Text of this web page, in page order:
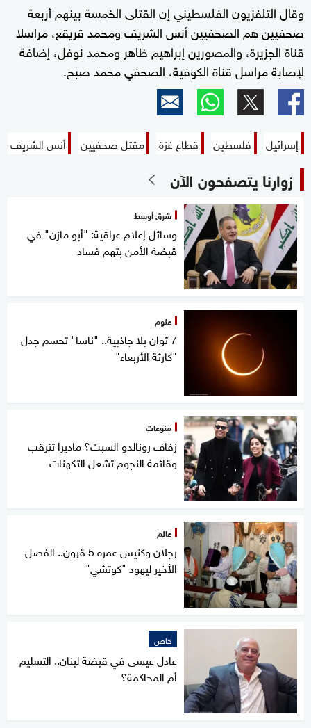
وقال التلفزيون الفلسطيني إن القتلى الخمسة بينهم أربعة
صحفيين هم الصحفيين أنس الشريف ومحمد قريقع، مراسلا
قناة الجزيرة، والمصورين إبراهيم ظاهر ومحمد نوفل، إضافة
لإصابة مراسل قناة الكوفية، الصحفي محمد صبح.
إسرائيل فلسطين قطاع غزة مقتل صحفيين أنس الشريف
زوارنا يتصفحون الآن
شرق أوسط
وسائل إعلام عراقية: "أبو مازن" في
قبضة الأمن بتهم فساد
علوم
7 ثوان بلا جاذبية.. "ناسا" تحسم جدل
"كارثة الأربعاء"
منوعات
زفاف رونالدو السبت؟ ماديرا تترقب
وقائمة النجوم تشعل التكهنات
عالم
رجلان وكنيس عمره 5 قرون.. الفصل
الأخير ليهود "كوتشي"
خاص
عادل عيسى في قبضة لبنان.. التسليم
أم المحاكمة؟